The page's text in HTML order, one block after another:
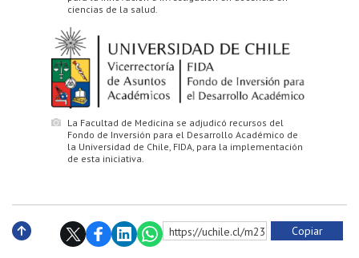
ciencias de la salud.
La Facultad de Medicina se adjudicó recursos del
Fondo de Inversión para el Desarrollo Académico de
la Universidad de Chile, FIDA, para la implementación
de esta iniciativa.
https://uchile.cl/m230755 Copiar